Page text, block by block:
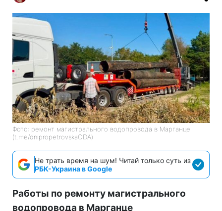
Фото: ремонт магистрального водопровода в Марганце
(t.me/dnipropetrovskaODA)
Не трать время на шум! Читай только суть из
РБК-Украина в Google
Работы по ремонту магистрального
водопровода в Марганце